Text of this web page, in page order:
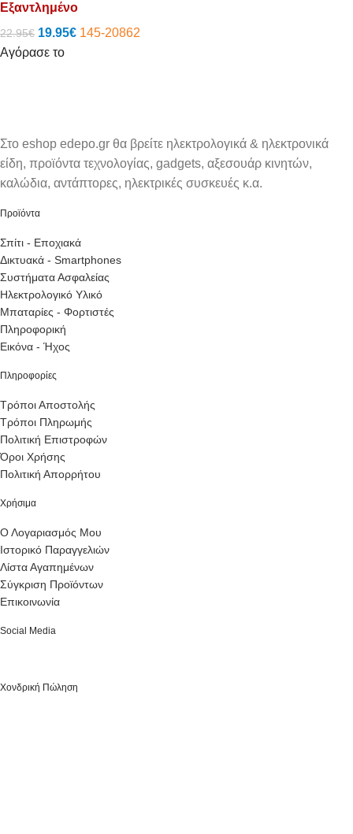
Εξαντλημένο
22.95€ 19.95€ 145-20862
Αγόρασε το
Στο eshop edepo.gr θα βρείτε ηλεκτρολογικά & ηλεκτρονικά
είδη, προϊόντα τεχνολογίας, gadgets, αξεσουάρ κινητών,
καλώδια, αντάπτορες, ηλεκτρικές συσκευές κ.α.
Προϊόντα
Σπίτι - Εποχιακά
Δικτυακά - Smartphones
Συστήματα Ασφαλείας
Ηλεκτρολογικό Υλικό
Μπαταρίες - Φορτιστές
Πληροφορική
Εικόνα - Ήχος
Πληροφορίες
Τρόποι Αποστολής
Τρόποι Πληρωμής
Πολιτική Επιστροφών
Όροι Χρήσης
Πολιτική Απορρήτου
Χρήσιμα
Ο Λογαριασμός Μου
Ιστορικό Παραγγελιών
Λίστα Αγαπημένων
Σύγκριση Προϊόντων
Επικοινωνία
Social Media
Χονδρική Πώληση